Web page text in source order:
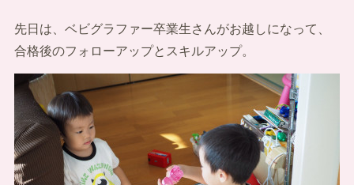
先日は、ベビグラファー卒業生さんがお越しになって、
合格後のフォローアップとスキルアップ。